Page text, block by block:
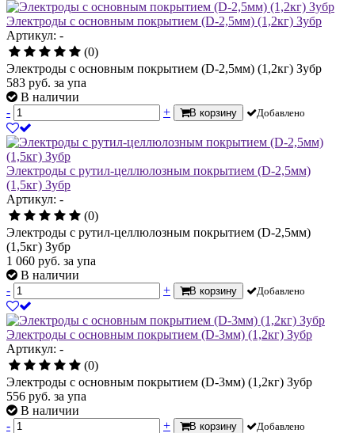
Электроды с основным покрытием (D-2,5мм) (1,2кг) Зубр
Артикул: -
(0)
Электроды с основным покрытием (D-2,5мм) (1,2кг) Зубр
583 руб. за упа
В наличии
-
+ В корзину Добавлено
Электроды с рутил-целлюлозным покрытием (D-2,5мм)
(1,5кг) Зубр
Артикул: -
(0)
Электроды с рутил-целлюлозным покрытием (D-2,5мм)
(1,5кг) Зубр
1 060 руб. за упа
В наличии
-
+ В корзину Добавлено
Электроды с основным покрытием (D-3мм) (1,2кг) Зубр
Артикул: -
(0)
Электроды с основным покрытием (D-3мм) (1,2кг) Зубр
556 руб. за упа
В наличии
-
+ В корзину Добавлено